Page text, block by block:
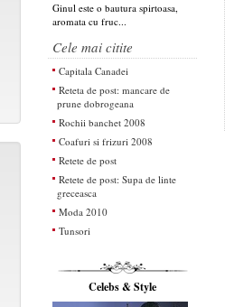
Ginul este o bautura spirtoasa,
aromata cu fruc...
Cele mai citite
Capitala Canadei
Reteta de post: mancare de
prune dobrogeana
Rochii banchet 2008
Coafuri si frizuri 2008
Retete de post
Retete de post: Supa de linte
greceasca
Moda 2010
Tunsori
Celebs & Style